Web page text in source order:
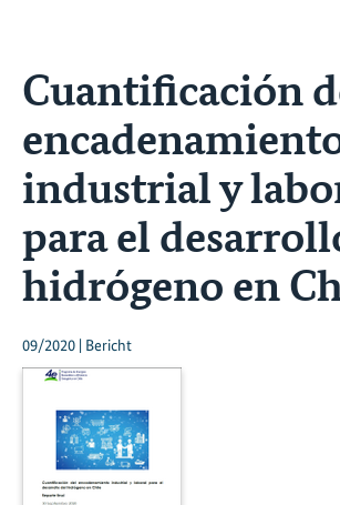
Cuantificación
industrial y
para el
hidrógeno en
09/2020 | Bericht